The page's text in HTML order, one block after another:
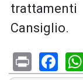
Cansiglio.
Print